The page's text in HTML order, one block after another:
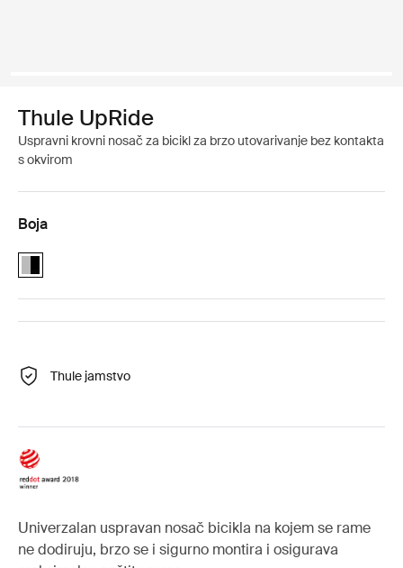
Thule UpRide
Uspravni krovni nosač za bicikl za brzo utovarivanje bez kontakta
s okvirom
Boja
Thule UpRide Aluminum/Black (selected)
Thule jamstvo
Univerzalan uspravan nosač bicikla na kojem se rame
ne dodiruju, brzo se i sigurno montira i osigurava